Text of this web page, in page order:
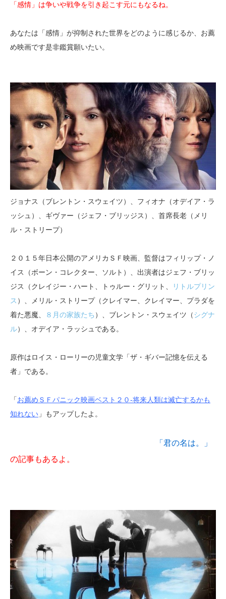
「感情」は争いや戦争を引き起こす元にもなるね。
あなたは「感情」が抑制された世界をどのように感じるか、お薦
め映画です是非鑑賞願いたい。
ジョナス（ブレントン・スウェイツ）、フィオナ（オデイア・ラ
ッシュ）、ギヴァー（ジェフ・ブリッジス）、首席長老（メリ
ル・ストリープ）
２０１５年日本公開のアメリカＳＦ映画、監督はフィリップ・ノ
イス（ボーン・コレクター、ソルト）、出演者はジェフ・ブリッ
ジス（クレイジー・ハート、トゥルー・グリット、
リトルプリン
ス ）、メリル・ストリープ（クレイマー、クレイマー、プラダを
着た悪魔、
８月の家族たち ）、ブレントン・スウェイツ（シグナ
ル）、オデイア・ラッシュである。
原作はロイス・ローリーの児童文学「ザ・ギバー記憶を伝える
者」である。
「お薦めＳＦパニック映画ベスト２０-将来人類は滅亡するかも
知れない 」もアップしたよ。
「君の名は。」
の記事もあるよ。